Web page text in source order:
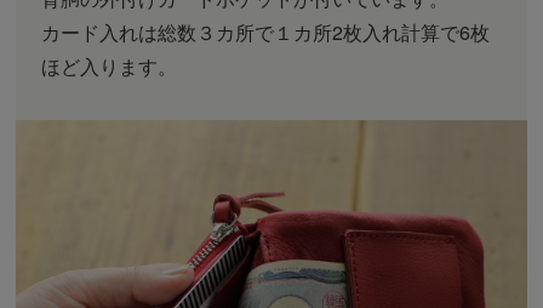
カード入れは総数３カ所で１カ所2枚入れ計算で6枚
ほど入ります。